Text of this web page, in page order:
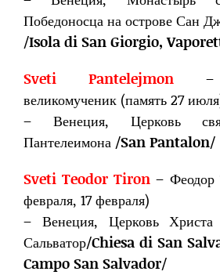
Победоносца на острове Сан
/Isola di San Giorgio,
Sveti Pantelejmon –
великомученик (память 27
– Венеция, Церковь
Пантелеимона /San Pantalon/
Sveti Teodor Tiron – Феодор
февраля, 17 февраля)
– Венеция, Церковь
Сальватор/Chiesa di San
Campo San Salvador/